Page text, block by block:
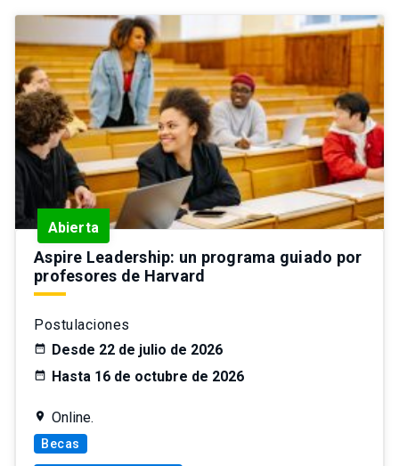
Abierta
Aspire Leadership: un programa guiado por
profesores de Harvard
Postulaciones
Desde 22 de julio de 2026
Hasta 16 de octubre de 2026
Online.
Becas